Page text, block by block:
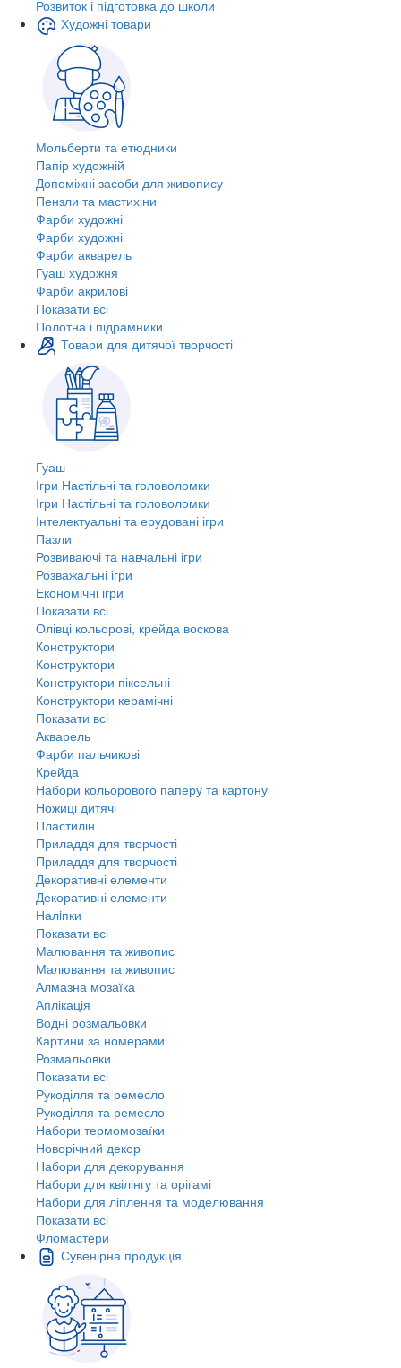
Розвиток і підготовка до школи
Художні товари
Мольберти та етюдники
Папір художній
Допоміжні засоби для живопису
Пензли та мастихіни
Фарби художні
Фарби художні
Фарби акварель
Гуаш художня
Фарби акрилові
Показати всі
Полотна і підрамники
Товари для дитячої творчості
Гуаш
Ігри Настільні та головоломки
Ігри Настільні та головоломки
Інтелектуальні та ерудовані ігри
Пазли
Розвиваючі та навчальні ігри
Розважальні ігри
Економічні ігри
Показати всі
Олівці кольорові, крейда воскова
Конструктори
Конструктори
Конструктори піксельні
Конструктори керамічні
Показати всі
Акварель
Фарби пальчикові
Крейда
Набори кольорового паперу та картону
Ножиці дитячі
Пластилін
Приладдя для творчості
Приладдя для творчості
Декоративні елементи
Декоративні елементи
Налiпки
Показати всі
Малювання та живопис
Малювання та живопис
Алмазна мозаїка
Аплікація
Водні розмальовки
Картини за номерами
Розмальовки
Показати всі
Рукоділля та ремесло
Рукоділля та ремесло
Набори термомозаїки
Новорічний декор
Набори для декорування
Набори для квілінгу та орігамі
Набори для ліплення та моделювання
Показати всі
Фломастери
Сувенірна продукція